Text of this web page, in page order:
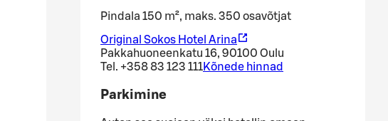
Pindala 150 m², maks. 350 osavõtjat
Original Sokos Hotel Arina
Pakkahuoneenkatu 16, 90100 Oulu
Tel. +358 83 123 111Kõnede hinnad
Parkimine